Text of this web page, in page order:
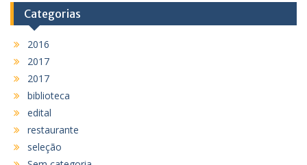
Categorias
2016
2017
2017
biblioteca
edital
restaurante
seleção